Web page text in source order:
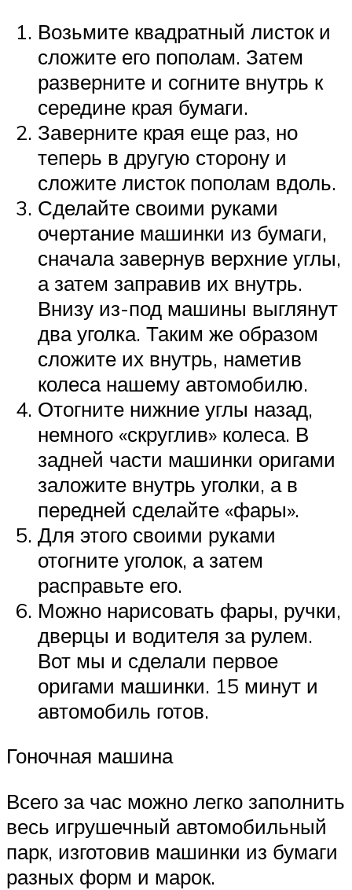
Возьмите квадратный листок и
сложите его пополам. Затем
разверните и согните внутрь к
середине края бумаги.
Заверните края еще раз, но
теперь в другую сторону и
сложите листок пополам вдоль.
Сделайте своими руками
очертание машинки из бумаги,
сначала завернув верхние углы,
а затем заправив их внутрь.
Внизу из-под машины выглянут
два уголка. Таким же образом
сложите их внутрь, наметив
колеса нашему автомобилю.
Отогните нижние углы назад,
немного «скруглив» колеса. В
задней части машинки оригами
заложите внутрь уголки, а в
передней сделайте «фары».
Для этого своими руками
отогните уголок, а затем
расправьте его.
Можно нарисовать фары, ручки,
дверцы и водителя за рулем.
Вот мы и сделали первое
оригами машинки. 15 минут и
автомобиль готов.
Гоночная машина
Всего за час можно легко заполнить
весь игрушечный автомобильный
парк, изготовив машинки из бумаги
разных форм и марок.